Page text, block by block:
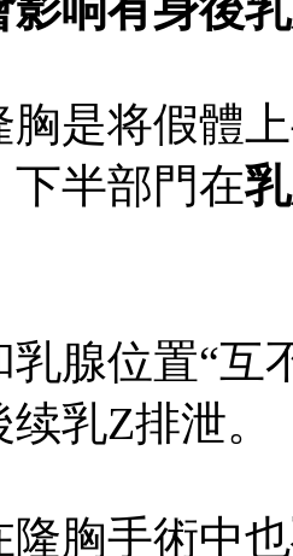
胸是将假體
下半部門在
乳腺位置“互
乳Z排泄。
隆胸手術中也